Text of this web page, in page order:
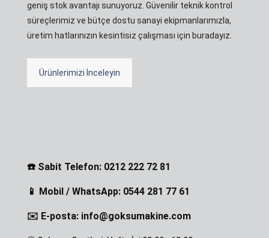
geniş stok avantajı sunuyoruz. Güvenilir teknik kontrol
süreçlerimiz ve bütçe dostu sanayi ekipmanlarımızla,
üretim hatlarınızın kesintisiz çalışması için buradayız.
Ürünlerimizi İnceleyin
☎️ Sabit Telefon: 0212 222 72 81
📱 Mobil / WhatsApp: 0544 281 77 61
✉️ E-posta: info@goksumakine.com